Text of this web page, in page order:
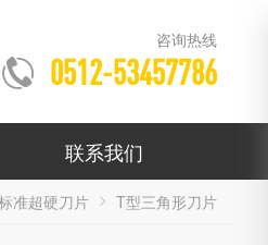
咨询热线
0512-53457786
联系我们
准超硬刀片 T型三角形刀片